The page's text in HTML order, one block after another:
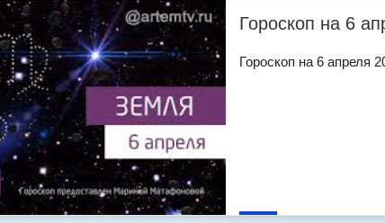
Гороскоп на 6
Гороскоп на 6 апреля